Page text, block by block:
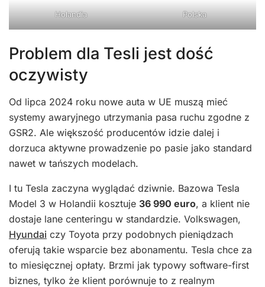
Holandia Polska
Problem dla Tesli jest dość
oczywisty
Od lipca 2024 roku nowe auta w UE muszą mieć
systemy awaryjnego utrzymania pasa ruchu zgodne z
GSR2. Ale większość producentów idzie dalej i
dorzuca aktywne prowadzenie po pasie jako standard
nawet w tańszych modelach.
I tu Tesla zaczyna wyglądać dziwnie. Bazowa Tesla
Model 3 w Holandii kosztuje 36 990 euro, a klient nie
dostaje lane centeringu w standardzie. Volkswagen,
Hyundai czy Toyota przy podobnych pieniądzach
oferują takie wsparcie bez abonamentu. Tesla chce za
to miesięcznej opłaty. Brzmi jak typowy software-first
biznes, tylko że klient porównuje to z realnym